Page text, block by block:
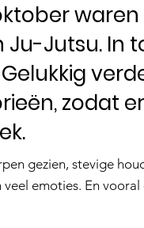
Jutsu. In
zodat
gezien, stevige
emoties. En